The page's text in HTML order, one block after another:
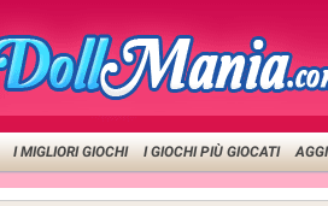
I MIGLIORI GIOCHI I GIOCHI PIÙ GIOCATI